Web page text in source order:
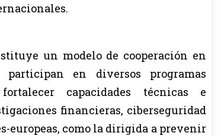
un modelo de cooperación en
en diversos programas
capacidades técnicas e
financieras, ciberseguridad
como la dirigida a prevenir